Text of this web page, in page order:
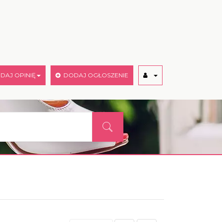
OPINIĘ DODAJ OGŁOSZENIE